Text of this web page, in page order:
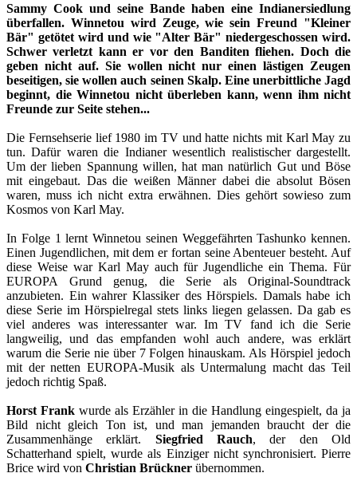
Sammy Cook und seine Bande haben eine Indianersiedlung
überfallen. Winnetou wird Zeuge, wie sein Freund "Kleiner
Bär" getötet wird und wie "Alter Bär" niedergeschossen wird.
Schwer verletzt kann er vor den Banditen fliehen. Doch die
geben nicht auf. Sie wollen nicht nur einen lästigen Zeugen
beseitigen, sie wollen auch seinen Skalp. Eine unerbittliche Jagd
beginnt, die Winnetou nicht überleben kann, wenn ihm nicht
Freunde zur Seite stehen...
Die Fernsehserie lief 1980 im TV und hatte nichts mit Karl May zu
tun. Dafür waren die Indianer wesentlich realistischer dargestellt.
Um der lieben Spannung willen, hat man natürlich Gut und Böse
mit eingebaut. Das die weißen Männer dabei die absolut Bösen
waren, muss ich nicht extra erwähnen. Dies gehört sowieso zum
Kosmos von Karl May.
In Folge 1 lernt Winnetou seinen Weggefährten Tashunko kennen.
Einen Jugendlichen, mit dem er fortan seine Abenteuer besteht. Auf
diese Weise war Karl May auch für Jugendliche ein Thema. Für
EUROPA Grund genug, die Serie als Original-Soundtrack
anzubieten. Ein wahrer Klassiker des Hörspiels. Damals habe ich
diese Serie im Hörspielregal stets links liegen gelassen. Da gab es
viel anderes was interessanter war. Im TV fand ich die Serie
langweilig, und das empfanden wohl auch andere, was erklärt
warum die Serie nie über 7 Folgen hinauskam. Als Hörspiel jedoch
mit der netten EUROPA-Musik als Untermalung macht das Teil
jedoch richtig Spaß.
Horst Frank wurde als Erzähler in die Handlung eingespielt, da ja
Bild nicht gleich Ton ist, und man jemanden braucht der die
Zusammenhänge erklärt. Siegfried Rauch, der den Old
Schatterhand spielt, wurde als Einziger nicht synchronisiert. Pierre
Brice wird von Christian Brückner übernommen.